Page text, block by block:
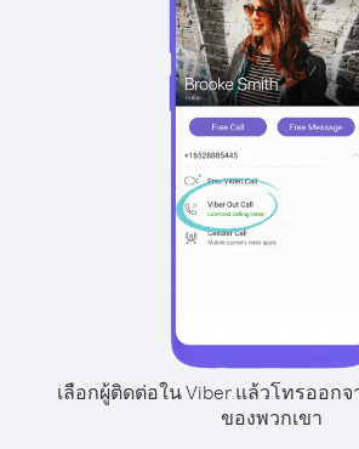
เลือกผู้ติดต่อใน Viber แล้วโทรออก
ของพวกเขา